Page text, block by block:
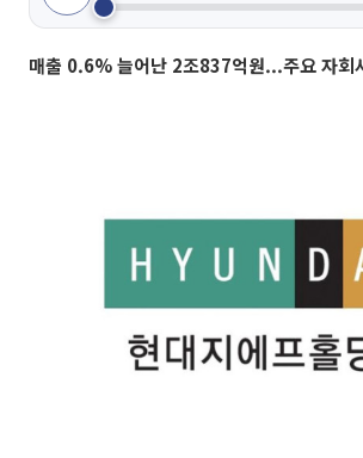
매출 0.6% 늘어난 2조837억원...주요 자회